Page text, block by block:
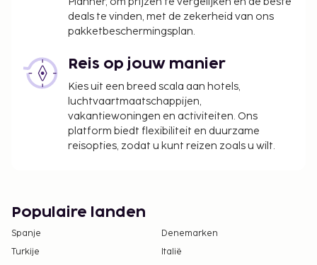
deals te vinden, met de zekerheid van ons
pakketbeschermingsplan.
Reis op jouw manier
Kies uit een breed scala aan hotels,
luchtvaartmaatschappijen,
vakantiewoningen en activiteiten. Ons
platform biedt flexibiliteit en duurzame
reisopties, zodat u kunt reizen zoals u wilt.
Populaire landen
Spanje
Denemarken
Turkije
Italië